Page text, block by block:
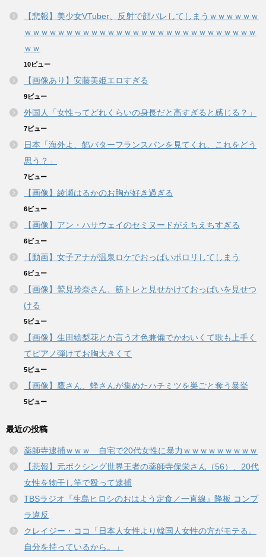
【悲報】美少女VTuber、反射で顔バレしてしまうｗｗｗｗｗｗ
ｗｗｗｗｗｗｗｗｗｗｗｗｗｗｗｗｗｗｗｗｗｗｗｗｗｗｗｗ
ｗｗ
10ビュー
【画像あり】安藤美姫エロすぎる
9ビュー
外国人「女性ってどれくらいの身長だと高すぎると感じる？」
7ビュー
日本「海外よ、餡バターフランスパンを見てくれ、これをどう
思う？」
7ビュー
【画像】綾瀬はるかのお胸が好き過ぎる
6ビュー
【画像】アン・ハサウェイのセミヌードがえちえちすぎる
6ビュー
【動画】女子アナが温泉ロケでおっぱいポロリしてしまう
6ビュー
【画像】鷲見玲奈さん、筋トレと見せかけておっぱいを見せつ
ける
5ビュー
【画像】生田絵梨花とか言う才色兼備でかわいくて歌も上手く
てピアノ弾けてお胸大きくて
5ビュー
【画像】鷹さん、蜂さんが集めたハチミツを巣ごと奪う暴挙
5ビュー
最近の投稿
薬師寺逮捕ｗｗｗ 自宅で20代女性に暴力ｗｗｗｗｗｗｗｗｗ
【悲報】元ボクシング世界王者の薬師寺保栄さん（56）、20代
女性を物干し竿で殴って逮捕
TBSラジオ『生島ヒロシのおはよう定食／一直線』降板 コンプ
ラ違反
クレイジー・ココ「日本人女性より韓国人女性の方がモテる。
自分を持っているから。」